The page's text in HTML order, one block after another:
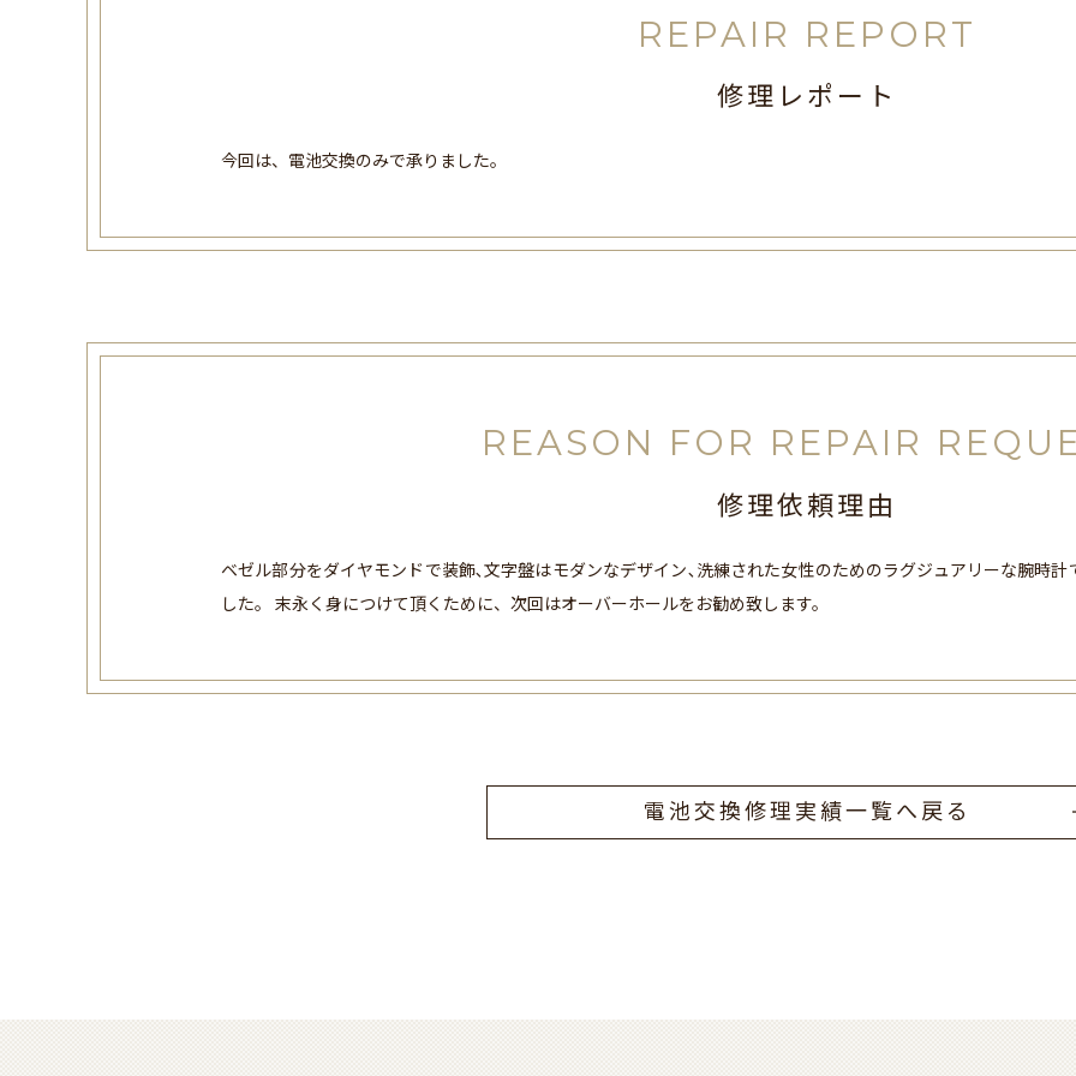
REPAIR REPORT
修理レポート
今回は、電池交換のみで承りました。
REASON FOR REPAIR
修理依頼理由
ベゼル部分をダイヤモンドで装飾､文字盤はモダンなデザイン､洗練された女性のためのラグジュアリーな腕時
した。 末永く身につけて頂くために、次回はオーバーホールをお勧め致します。
電池交換修理実績一覧へ戻る